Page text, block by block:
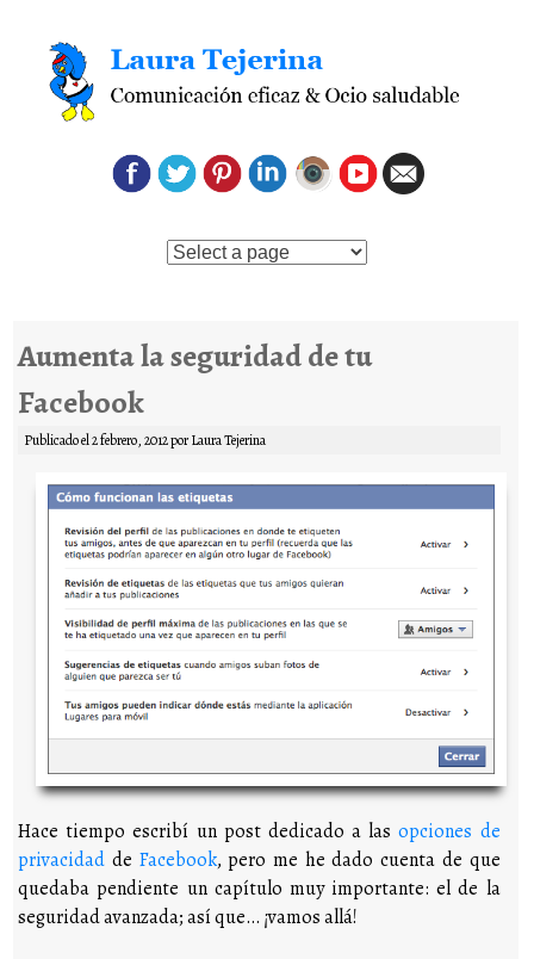
Saltar al contenido
Aumenta la seguridad de tu
Facebook
Publicado el2 febrero, 2012porLaura Tejerina
Hace tiempo escribí un post dedicado a lasopciones de
privacidad de Facebook, pero me he dado cuenta de que
quedaba pendiente un capítulo muy importante: el de la
seguridad avanzada; así que… ¡vamos allá!